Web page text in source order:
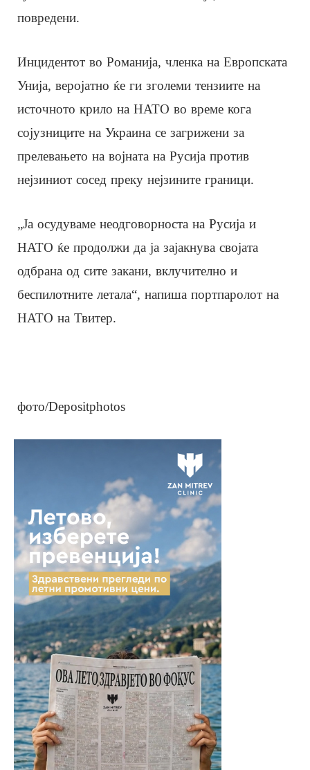
повредени.
Инцидентот во Романија, членка на Европската
Унија, веројатно ќе ги зголеми тензиите на
источното крило на НАТО во време кога
сојузниците на Украина се загрижени за
прелевањето на војната на Русија против
нејзиниот сосед преку нејзините граници.
„Ја осудуваме неодговорноста на Русија и
НАТО ќе продолжи да ја зајакнува својата
одбрана од сите закани, вклучително и
беспилотните летала“, напиша портпаролот на
НАТО на Твитер.
фото/Depositphotos